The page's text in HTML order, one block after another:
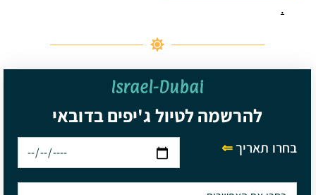
.
Israel-Dubai
להרשמה לטיול ג'יפים בדובאי
בחרו תאריך ⇐